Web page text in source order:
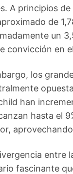
A principios
de
un
convicción en
los
han
hasta el
entre
fascinante